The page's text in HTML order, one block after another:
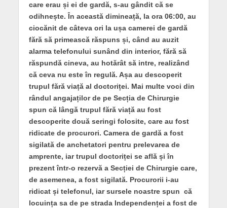
care erau și ei de gardă, s-au gândit că se
odihnește. În această dimineață, la ora 06:00, au
ciocănit de câteva ori la ușa camerei de gardă
fără să primească răspuns și, când au auzit
alarma telefonului sunând din interior, fără să
răspundă cineva, au hotărât să intre, realizând
că ceva nu este în regulă. Așa au descoperit
trupul fără viață al doctoriței. Mai multe voci din
rândul angajaților de pe Secția de Chirurgie
spun că lângă trupul fără viață au fost
descoperite două seringi folosite, care au fost
ridicate de procurori. Camera de gardă a fost
sigilată de anchetatori pentru prelevarea de
amprente, iar trupul doctoriței se află și în
prezent într-o rezervă a Secției de Chirurgie care,
de asemenea, a fost sigilată. Procurorii i-au
ridicat și telefonul, iar sursele noastre spun că
locuința sa de pe strada Independenței a fost de